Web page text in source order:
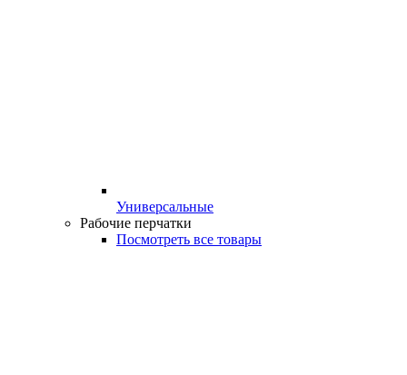
Универсальные
Рабочие перчатки
Посмотреть все товары